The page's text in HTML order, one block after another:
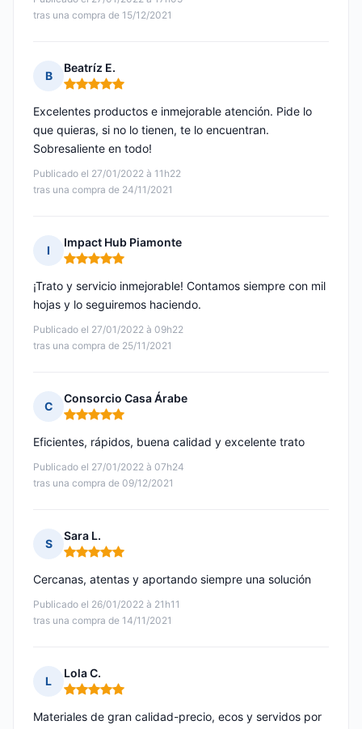
tras una compra de 15/12/2021
B
Beatríz E.
Nota: 5 de 5
Publicado el 27/01/2022 à 11h22
tras una compra de 24/11/2021
Excelentes productos e inmejorable atención. Pide lo
que quieras, si no lo tienen, te lo encuentran.
Sobresaliente en todo!
I
Impact Hub Piamonte
Nota: 5 de 5
Publicado el 27/01/2022 à 09h22
tras una compra de 25/11/2021
¡Trato y servicio inmejorable! Contamos siempre con mil
hojas y lo seguiremos haciendo.
C
Consorcio Casa Árabe
Nota: 5 de 5
Publicado el 27/01/2022 à 07h24
tras una compra de 09/12/2021
Eficientes, rápidos, buena calidad y excelente trato
S
Sara L.
Nota: 5 de 5
Publicado el 26/01/2022 à 21h11
tras una compra de 14/11/2021
Cercanas, atentas y aportando siempre una solución
L
Lola C.
Nota: 5 de 5
Materiales de gran calidad-precio, ecos y servidos por